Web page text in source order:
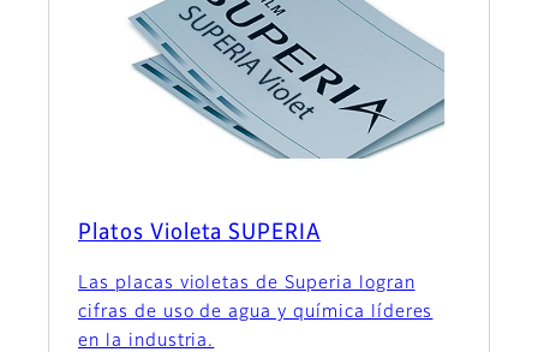
Platos Violeta SUPERIA
Las placas violetas de Superia logran
cifras de uso de agua y química líderes
en la industria.